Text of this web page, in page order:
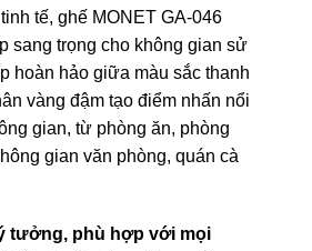
tế, ghế MONET GA-046
sang trọng cho không gian sử
hoàn hảo giữa màu sắc thanh
vàng đậm tạo điểm nhấn nổi
gian, từ phòng ăn, phòng
gian văn phòng, quán cà
tưởng, phù hợp với mọi